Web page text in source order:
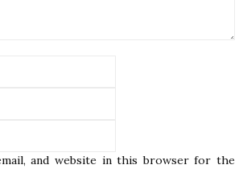
and website in this browser for the